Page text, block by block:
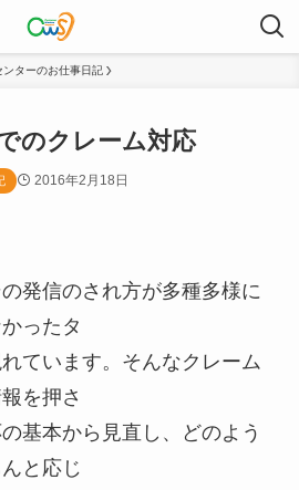
ンターのお仕事日記
のクレーム対応
2016年2月18日
発信のされ方が多種多様に
ったタ
ています。そんなクレーム
を押さ
基本から見直し、どのよう
と応じ